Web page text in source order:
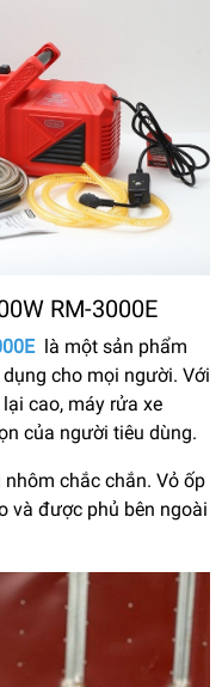
RM-3000E
là một sản phẩm
cho mọi người. Với
cao, máy rửa xe
của người tiêu dùng.
chắc chắn. Vỏ ốp
và được phủ bên ngoài